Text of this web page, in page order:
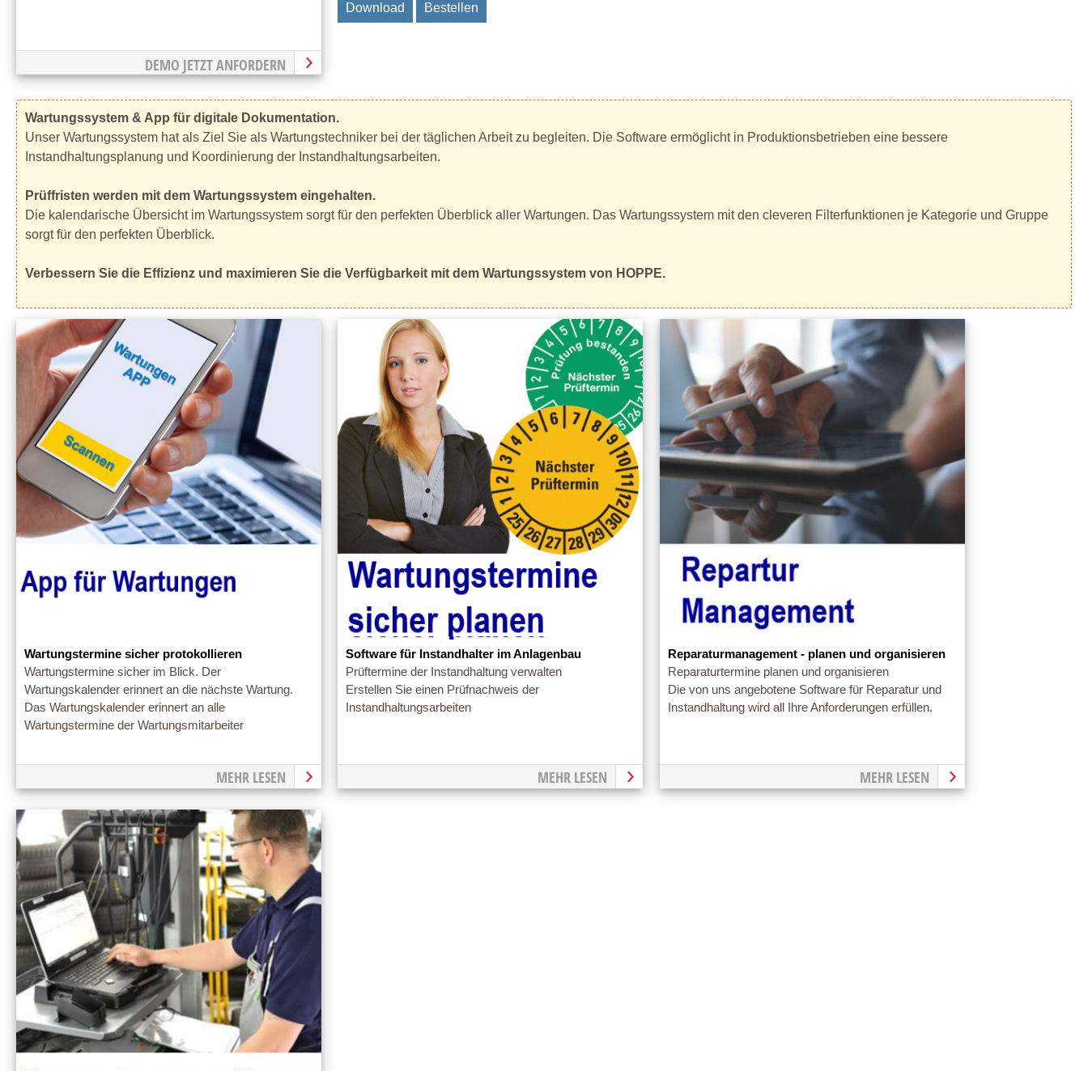
DEMO JETZT ANFORDERN
Download Bestellen
Wartungssystem & App für digitale Dokumentation.
Unser Wartungssystem hat als Ziel Sie als Wartungstechniker bei der täglichen Arbeit zu begleiten. Die Software ermöglicht in Produktionsbetrieben eine bessere
Instandhaltungsplanung und Koordinierung der Instandhaltungsarbeiten.
Prüffristen werden mit dem Wartungssystem eingehalten.
Die kalendarische Übersicht im Wartungssystem sorgt für den perfekten Überblick aller Wartungen. Das Wartungssystem mit den cleveren Filterfunktionen je Kategorie und Gruppe
sorgt für den perfekten Überblick.
Verbessern Sie die Effizienz und maximieren Sie die Verfügbarkeit mit dem Wartungssystem von HOPPE.
Wartungstermine sicher protokollieren
Wartungstermine sicher im Blick. Der
Wartungskalender erinnert an die nächste Wartung.
Das Wartungskalender erinnert an alle
Wartungstermine der Wartungsmitarbeiter
MEHR LESEN
Software für Instandhalter im Anlagenbau
Prüftermine der Instandhaltung verwalten
Erstellen Sie einen Prüfnachweis der
Instandhaltungsarbeiten
MEHR LESEN
Reparaturmanagement - planen und organisieren
Reparaturtermine planen und organisieren
Die von uns angebotene Software für Reparatur und
Instandhaltung wird all Ihre Anforderungen erfüllen.
MEHR LESEN